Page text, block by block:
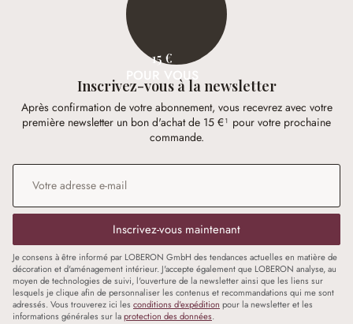
15 €
POUR VOUS
Inscrivez-vous à la newsletter
Après confirmation de votre abonnement, vous recevrez avec votre
première newsletter un bon d'achat de 15 €¹ pour votre prochaine
commande.
Adresse e-mail
Inscrivez-vous maintenant
Je consens à être informé par LOBERON GmbH des tendances actuelles en matière de
décoration et d'aménagement intérieur. J'accepte également que LOBERON analyse, au
moyen de technologies de suivi, l'ouverture de la newsletter ainsi que les liens sur
lesquels je clique afin de personnaliser les contenus et recommandations qui me sont
adressés. Vous trouverez ici les conditions d'expédition pour la newsletter et les
informations générales sur laprotection des données.